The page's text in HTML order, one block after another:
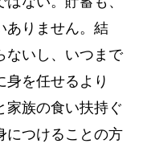
ありません。結
ないし、いつまで
を任せるより
家族の食い扶持ぐ
につけることの方